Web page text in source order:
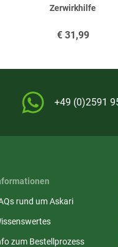
Zerwirkhilfe
€31,99
+49 (0)2591
rund um Askari
zum Bestellprozess